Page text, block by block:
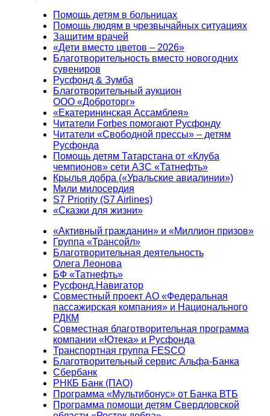
Помощь детям в больницах
Помощь людям в чрезвычайных ситуациях
Защитим врачей
«Дети вместо цветов – 2026»
Благотворительность вместо новогодних
сувениров
Русфонд & Зумба
Благотворительный аукцион
ООО «Доброторг»
«Екатерининская Ассамблея»
Читатели Forbes помогают Русфонду
Читатели «Свободной прессы» – детям
Русфонда
Помощь детям Татарстана от «Клуба
чемпионов» сети АЗС «Татнефть»
Крылья добра («Уральские авиалинии»)
Мили милосердия
S7 Priority (S7 Airlines)
«Сказки для жизни»
«Активный гражданин» и «Миллион призов»
Группа «Трансойл»
Благотворительная деятельность
Олега Леонова
БФ «Татнефть»
Русфонд.Навигатор
Совместный проект АО «Федеральная
пассажирская компания» и Национального
РДКМ
Совместная благотворительная программа
компании «Ютека» и Русфонда
Транспортная группа FESCO
Благотворительный сервис Альфа-Банка
Сбербанк
РНКБ Банк (ПАО)
Программа «Мультибонус» от Банка ВТБ
Программа помощи детям Свердловской